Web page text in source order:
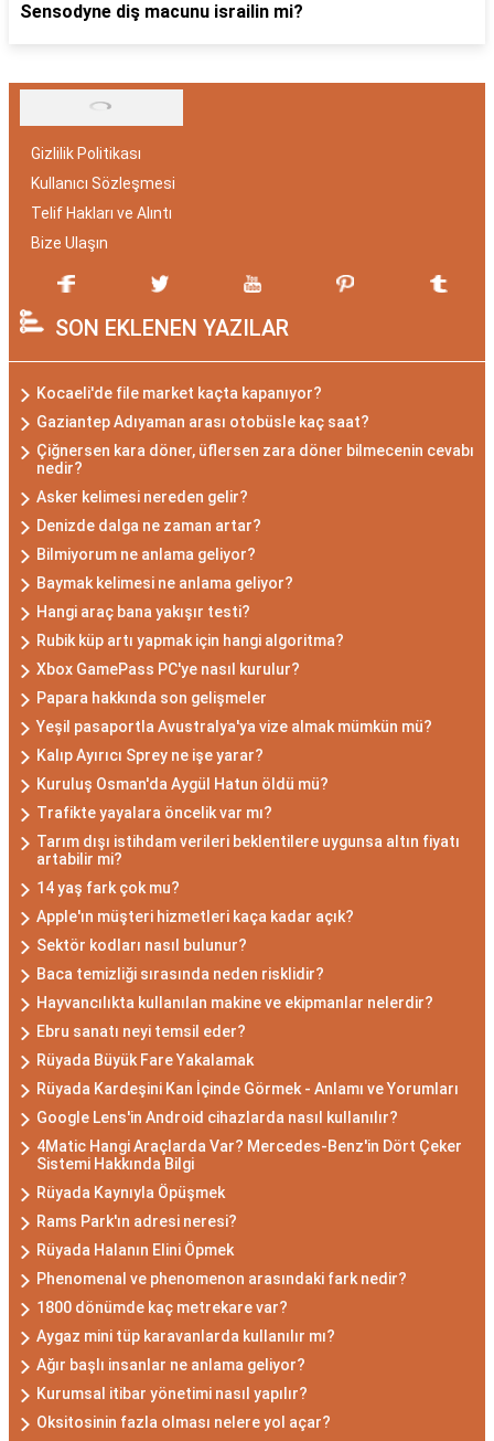
Sensodyne diş macunu israilin mi?
Gizlilik Politikası
Kullanıcı Sözleşmesi
Telif Hakları ve Alıntı
Bize Ulaşın
SON EKLENEN YAZILAR
Kocaeli'de file market kaçta kapanıyor?
Gaziantep Adıyaman arası otobüsle kaç saat?
Çiğnersen kara döner, üflersen zara döner bilmecenin cevabı
nedir?
Asker kelimesi nereden gelir?
Denizde dalga ne zaman artar?
Bilmiyorum ne anlama geliyor?
Baymak kelimesi ne anlama geliyor?
Hangi araç bana yakışır testi?
Rubik küp artı yapmak için hangi algoritma?
Xbox GamePass PC'ye nasıl kurulur?
Papara hakkında son gelişmeler
Yeşil pasaportla Avustralya'ya vize almak mümkün mü?
Kalıp Ayırıcı Sprey ne işe yarar?
Kuruluş Osman'da Aygül Hatun öldü mü?
Trafikte yayalara öncelik var mı?
Tarım dışı istihdam verileri beklentilere uygunsa altın fiyatı
artabilir mi?
14 yaş fark çok mu?
Apple'ın müşteri hizmetleri kaça kadar açık?
Sektör kodları nasıl bulunur?
Baca temizliği sırasında neden risklidir?
Hayvancılıkta kullanılan makine ve ekipmanlar nelerdir?
Ebru sanatı neyi temsil eder?
Rüyada Büyük Fare Yakalamak
Rüyada Kardeşini Kan İçinde Görmek - Anlamı ve Yorumları
Google Lens'in Android cihazlarda nasıl kullanılır?
4Matic Hangi Araçlarda Var? Mercedes-Benz'in Dört Çeker
Sistemi Hakkında Bilgi
Rüyada Kaynıyla Öpüşmek
Rams Park'ın adresi neresi?
Rüyada Halanın Elini Öpmek
Phenomenal ve phenomenon arasındaki fark nedir?
1800 dönümde kaç metrekare var?
Aygaz mini tüp karavanlarda kullanılır mı?
Ağır başlı insanlar ne anlama geliyor?
Kurumsal itibar yönetimi nasıl yapılır?
Oksitosinin fazla olması nelere yol açar?